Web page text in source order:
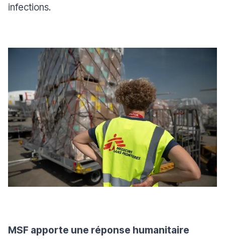
infections.
MSF apporte une réponse humanitaire